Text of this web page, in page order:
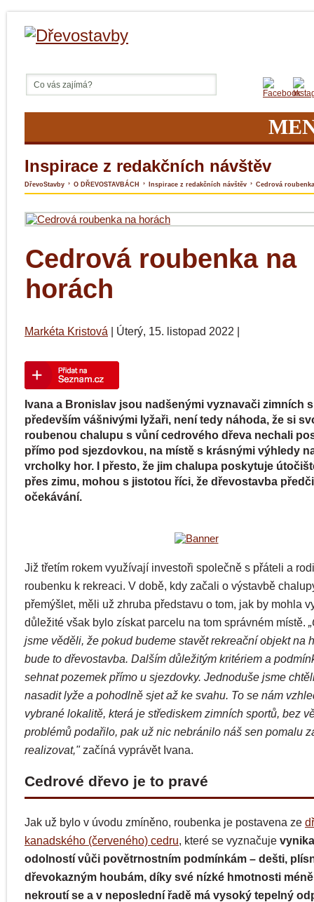
Inspirace z redakčních návštěv
DřevoStavby › O DŘEVOSTAVBÁCH › Inspirace z redakčních návštěv › Cedrová
Cedrová roubenka na
horách
Markéta Kristová | Úterý, 15. listopad 2022 |
Ivana a Bronislav jsou nadšenými vyznavači zimních
především vášnivými lyžaři, není tedy náhoda, že si
roubenou chalupu s vůní cedrového dřeva nechali
přímo pod sjezdovkou, na místě s krásnými výhledy
vrcholky hor. I přesto, že jim chalupa poskytuje
přes zimu, mohou s jistotou říci, že dřevostavba
očekávání.
Již třetím rokem využívají investoři společně s přáteli a
roubenku k rekreaci. V době, kdy začali o výstavbě
přemýšlet, měli už zhruba představu o tom, jak by mohla
důležité však bylo získat parcelu na tom správném místě.
jsme věděli, že pokud budeme stavět rekreační objekt na
bude to dřevostavba. Dalším důležitým kritériem a
sehnat pozemek přímo u sjezdovky. Jednoduše jsme
nasadit lyže a pohodlně sjet až ke svahu. To se nám
vybrané lokalitě, která je střediskem zimních sportů, bez
problémů podařilo, pak už nic nebránilo náš sen pomalu
realizovat,"začíná vyprávět Ivana.
Cedrové dřevo je to pravé
Jak už bylo v úvodu zmíněno, roubenka je postavena ze
kanadského (červeného) cedru, které se vyznačuje
odolností vůči povětrnostním podmínkám – dešti,
dřevokazným houbám, díky své nízké hmotnosti
nekroutí se a v neposlední řadě má vysoký tepelný